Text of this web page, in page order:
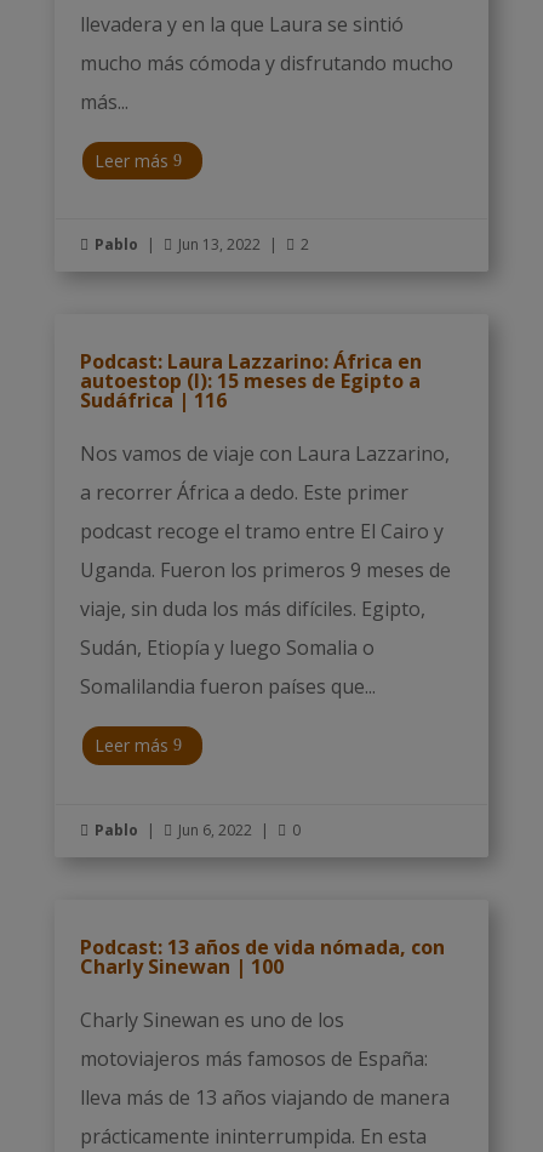
llevadera y en la que Laura se sintió
mucho más cómoda y disfrutando mucho
más...
Leer más
 Pablo |  Jun 13, 2022 |  2
Podcast: Laura Lazzarino: África en
autoestop (I): 15 meses de Egipto a
Sudáfrica | 116
Nos vamos de viaje con Laura Lazzarino,
a recorrer África a dedo. Este primer
podcast recoge el tramo entre El Cairo y
Uganda. Fueron los primeros 9 meses de
viaje, sin duda los más difíciles. Egipto,
Sudán, Etiopía y luego Somalia o
Somalilandia fueron países que...
Leer más
 Pablo |  Jun 6, 2022 |  0
Podcast: 13 años de vida nómada, con
Charly Sinewan | 100
Charly Sinewan es uno de los
motoviajeros más famosos de España:
lleva más de 13 años viajando de manera
prácticamente ininterrumpida. En esta